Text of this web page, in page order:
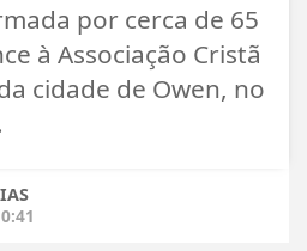
por cerca de 65
à Associação Cristã
cidade de Owen, no